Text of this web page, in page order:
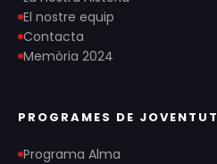
El nostre equip
Contacta
Memòria 2024
PROGRAMES DE JOVENTUT
Programa Alma